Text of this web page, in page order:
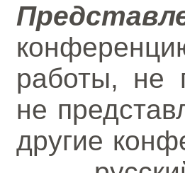
работы, не
не
другие